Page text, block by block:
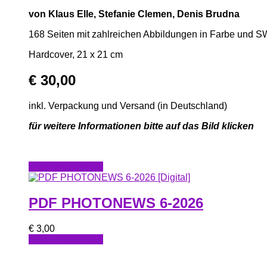
von Klaus Elle, Stefanie Clemen, Denis Brudna
168 Seiten mit zahlreichen Abbildungen in Farbe und
Hardcover, 21 x 21 cm
€ 30,00
inkl. Verpackung und Versand (in Deutschland)
für weitere Informationen bitte auf das Bild klicken
PDF PHOTONEWS 6-2026
€ 3,00